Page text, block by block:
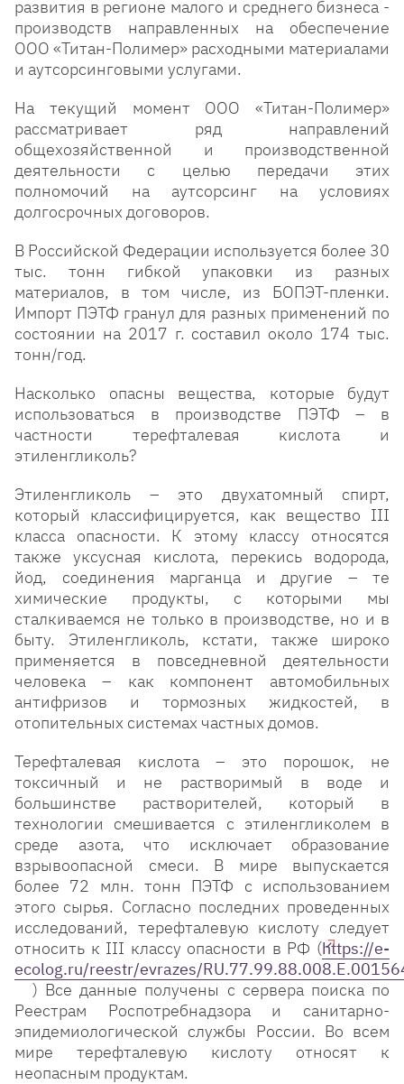
развития в регионе малого и среднего бизнеса -
производств направленных на обеспечение
ООО «Титан-Полимер» расходными материалами
и аутсорсинговыми услугами.
На текущий момент ООО «Титан-Полимер»
рассматривает ряд направлений
общехозяйственной и производственной
деятельности с целью передачи этих
полномочий на аутсорсинг на условиях
долгосрочных договоров.
В Российской Федерации используется более 30
тыс. тонн гибкой упаковки из разных
материалов, в том числе, из БОПЭТ-пленки.
Импорт ПЭТФ гранул для разных применений по
состоянии на 2017 г. составил около 174 тыс.
тонн/год.
Насколько опасны вещества, которые будут
использоваться в производстве ПЭТФ – в
частности терефталевая кислота и
этиленгликоль?
Этиленгликоль – это двухатомный спирт,
который классифицируется, как вещество III
класса опасности. К этому классу относятся
также уксусная кислота, перекись водорода,
йод, соединения марганца и другие – те
химические продукты, с которыми мы
сталкиваемся не только в производстве, но и в
быту. Этиленгликоль, кстати, также широко
применяется в повседневной деятельности
человека – как компонент автомобильных
антифризов и тормозных жидкостей, в
отопительных системах частных домов.
Терефталевая кислота – это порошок, не
токсичный и не растворимый в воде и
большинстве растворителей, который в
технологии смешивается с этиленгликолем в
среде азота, что исключает образование
взрывоопасной смеси. В мире выпускается
более 72 млн. тонн ПЭТФ с использованием
этого сырья. Согласно последних проведенных
исследований, терефталевую кислоту следует
относить к III классу опасности в РФ (https://e-
ecolog.ru/reestr/evrazes/
) Все данные получены с сервера поиска по
Реестрам Роспотребнадзора и санитарно-
эпидемиологической службы России. Во всем
мире терефталевую кислоту относят к
неопасным продуктам.